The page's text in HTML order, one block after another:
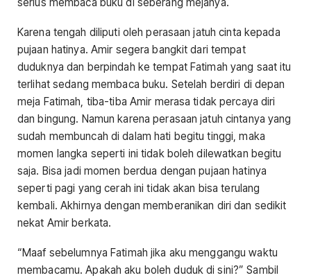
Karena tengah diliputi oleh perasaan jatuh cinta kepada
pujaan hatinya. Amir segera bangkit dari tempat
duduknya dan berpindah ke tempat Fatimah yang saat itu
terlihat sedang membaca buku. Setelah berdiri di depan
meja Fatimah, tiba-tiba Amir merasa tidak percaya diri
dan bingung. Namun karena perasaan jatuh cintanya yang
sudah membuncah di dalam hati begitu tinggi, maka
momen langka seperti ini tidak boleh dilewatkan begitu
saja. Bisa jadi momen berdua dengan pujaan hatinya
seperti pagi yang cerah ini tidak akan bisa terulang
kembali. Akhirnya dengan memberanikan diri dan sedikit
nekat Amir berkata.
“Maaf sebelumnya Fatimah jika aku menggangu waktu
membacamu. Apakah aku boleh duduk di sini?” Sambil